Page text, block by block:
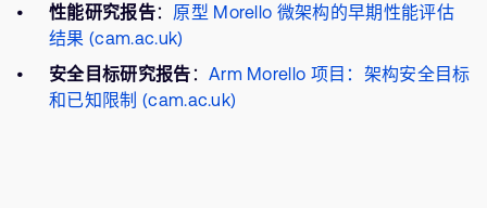
性能研究报告： 原型 Morello 微架构的早期性能评估
结果 (cam.ac.uk)
安全目标研究报告 ： Arm Morello 项目：架构安全目标
和已知限制 (cam.ac.uk)